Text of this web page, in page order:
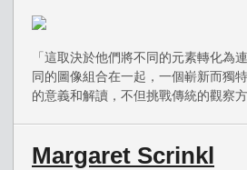
「這取決於他們將不同的元素轉化為
同的圖像組合在一起，一個嶄新而獨
的意義和解讀，不但挑戰傳統的觀察
Margaret Scrinkl